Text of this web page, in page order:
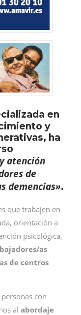
en
y
ha
atención
de
demencias».
que trabajen en
orientación a
psicológica,
as
de centros
con
al abordaje